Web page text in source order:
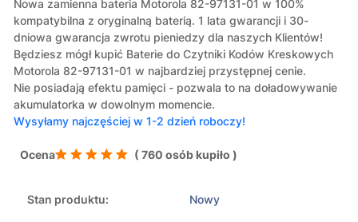
Nowa zamienna bateria Motorola 82-97131-01 w 100%
kompatybilna z oryginalną baterią. 1 lata gwarancji i 30-
dniowa gwarancja zwrotu pieniedzy dla naszych Klientów!
Będziesz mógł kupić Baterie do Czytniki Kodów Kreskowych
Motorola 82-97131-01 w najbardziej przystępnej cenie.
Nie posiadają efektu pamięci - pozwala to na doładowywanie
akumulatorka w dowolnym momencie.
Wysyłamy najczęściej w 1-2 dzień roboczy!
Ocena ( 760 osób kupiło )
Stan produktu: Nowy